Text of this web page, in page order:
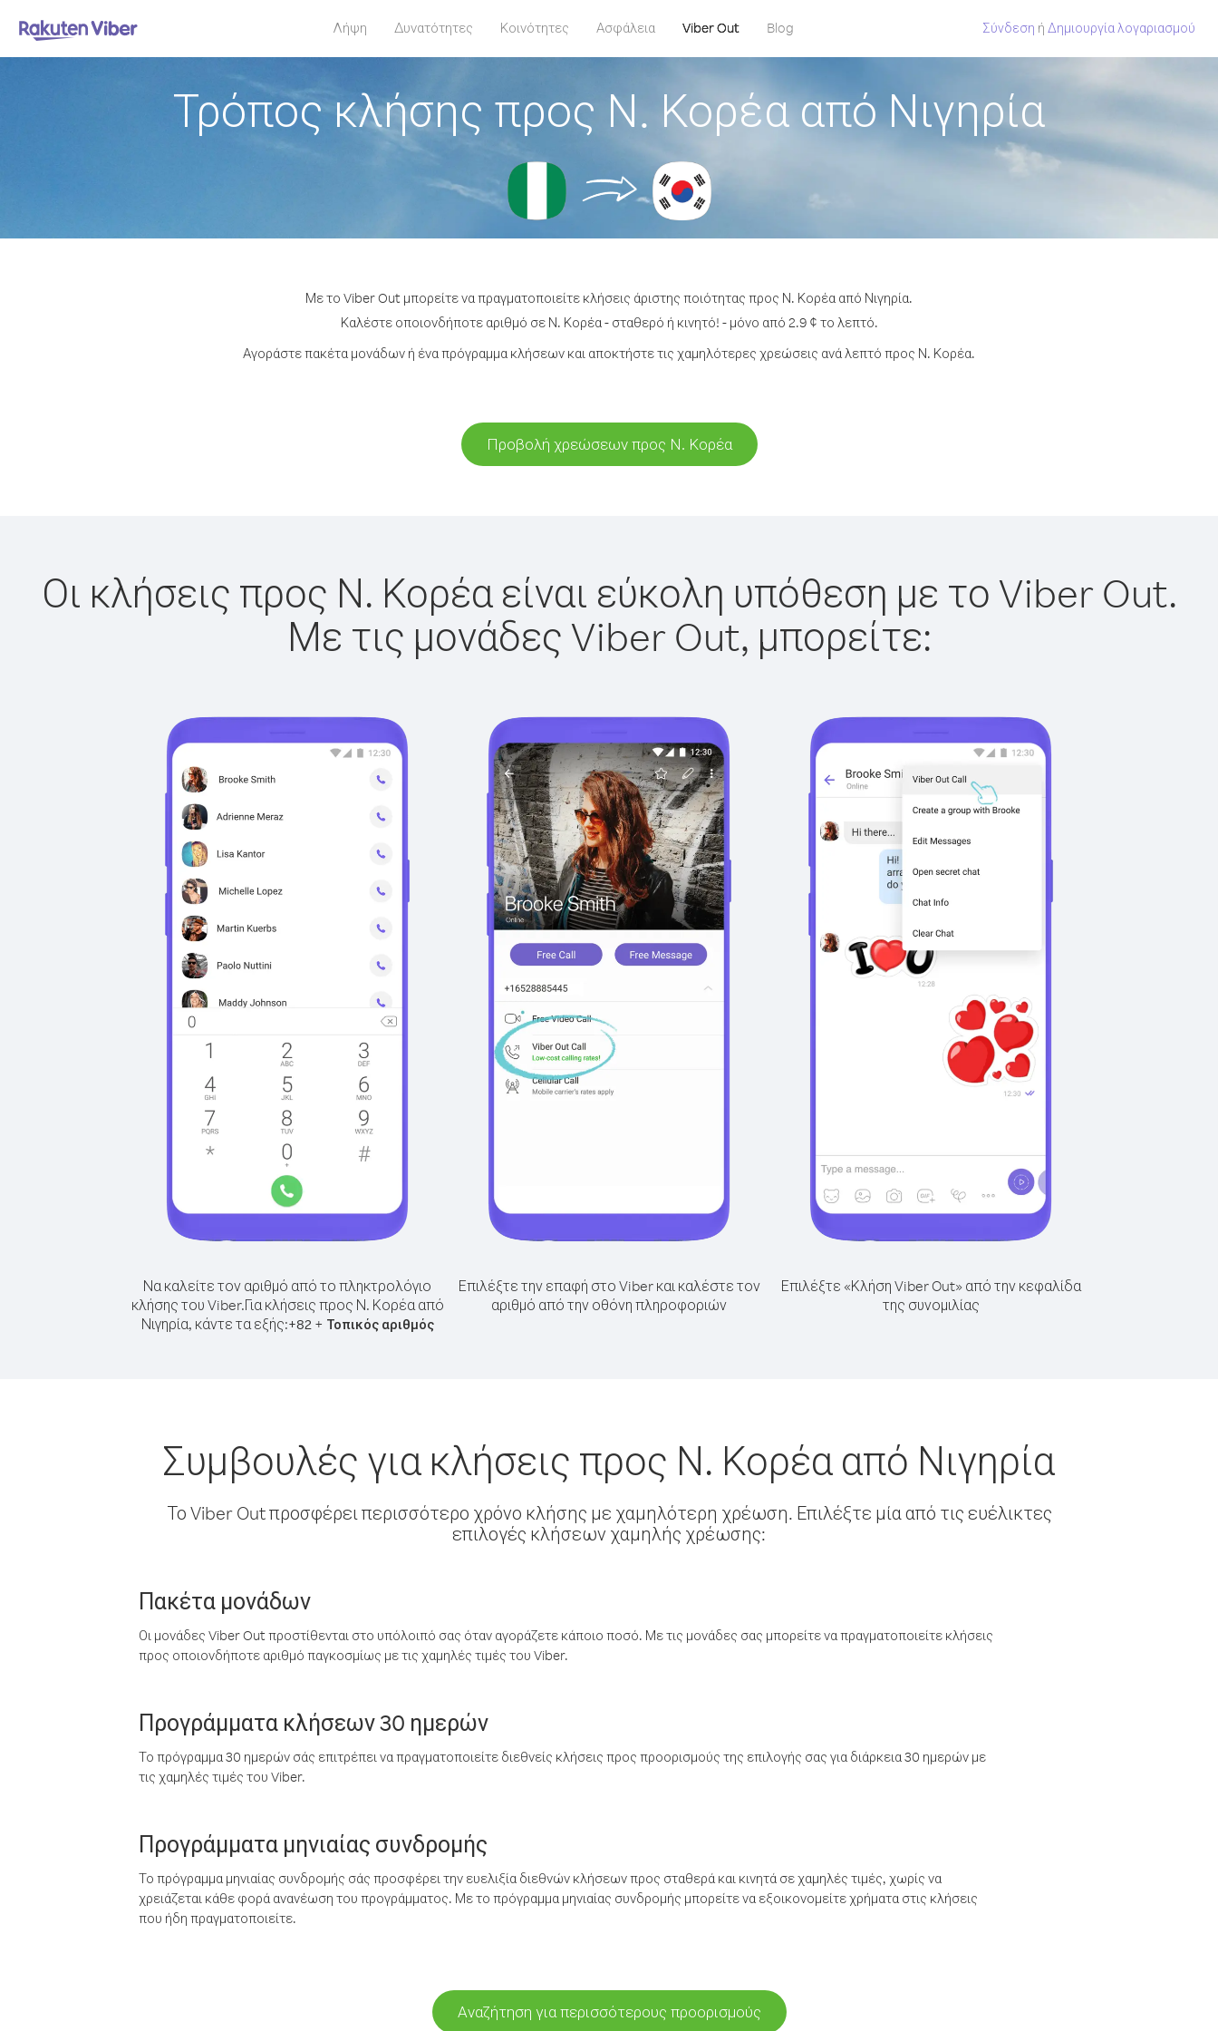
Λήψη Δυνατότητες Κοινότητες Ασφάλεια Viber Out Blog Σύνδεση ή Δημιουργία λογαριασμού
Τρόπος κλήσης προς Ν. Κορέα από Νιγηρία
Με το Viber Out μπορείτε να πραγματοποιείτε κλήσεις άριστης ποιότητας προς Ν. Κορέα από Νιγηρία.
Καλέστε οποιονδήποτε αριθμό σε Ν. Κορέα - σταθερό ή κινητό! - μόνο από 2.9 ¢ το λεπτό.
Αγοράστε πακέτα μονάδων ή ένα πρόγραμμα κλήσεων και αποκτήστε τις χαμηλότερες χρεώσεις ανά λεπτό προς Ν. Κορέα.
Προβολή χρεώσεων προς Ν. Κορέα
Οι κλήσεις προς Ν. Κορέα είναι εύκολη υπόθεση με το Viber Out.
Με τις μονάδες Viber Out, μπορείτε:
Να καλείτε τον αριθμό από το πληκτρολόγιο
κλήσης του Viber.Για κλήσεις προς Ν. Κορέα από
Νιγηρία, κάντε τα εξής:+82+ Τοπικός αριθμός
Επιλέξτε την επαφή στο Viber και καλέστε τον
αριθμό από την οθόνη πληροφοριών
Επιλέξτε «Κλήση Viber Out» από την κεφαλίδα
της συνομιλίας
Συμβουλές για κλήσεις προς Ν. Κορέα από Νιγηρία
Το Viber Out προσφέρει περισσότερο χρόνο κλήσης με χαμηλότερη χρέωση. Επιλέξτε μία από τις ευέλικτες
επιλογές κλήσεων χαμηλής χρέωσης:
Πακέτα μονάδων
Οι μονάδες Viber Out προστίθενται στο υπόλοιπό σας όταν αγοράζετε κάποιο ποσό. Με τις μονάδες σας μπορείτε να πραγματοποιείτε κλήσεις
προς οποιονδήποτε αριθμό παγκοσμίως με τις χαμηλές τιμές του Viber.
Προγράμματα κλήσεων 30 ημερών
Το πρόγραμμα 30 ημερών σάς επιτρέπει να πραγματοποιείτε διεθνείς κλήσεις προς προορισμούς της επιλογής σας για διάρκεια 30 ημερών με
τις χαμηλές τιμές του Viber.
Προγράμματα μηνιαίας συνδρομής
Το πρόγραμμα μηνιαίας συνδρομής σάς προσφέρει την ευελιξία διεθνών κλήσεων προς σταθερά και κινητά σε χαμηλές τιμές, χωρίς να
χρειάζεται κάθε φορά ανανέωση του προγράμματος. Με το πρόγραμμα μηνιαίας συνδρομής μπορείτε να εξοικονομείτε χρήματα στις κλήσεις
που ήδη πραγματοποιείτε.
Αναζήτηση για περισσότερους προορισμούς